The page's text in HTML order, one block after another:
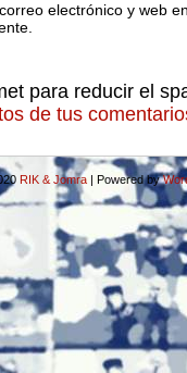
electrónico y web
para reducir el
de tus
RIK & Jomra | Powered by